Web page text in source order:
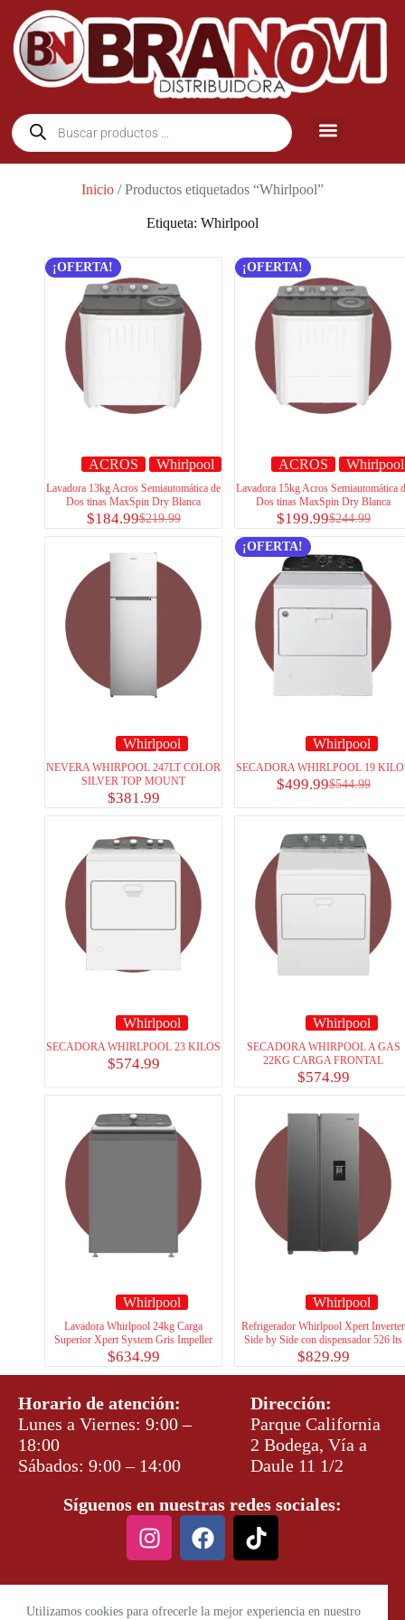
Utilizamos cookies para ofrecerle la mejor experiencia en nuestro
Inicio / Productos etiquetados “Whirlpool”
Etiqueta: Whirlpool
¡OFERTA!
ACROS Whirlpool
Lavadora 13kg Acros Semiautomática de
Dos tinas MaxSpin Dry Blanca
$219.99
$184.99
¡OFERTA!
ACROS Whirlpool
Lavadora 15kg Acros Semiautomática
Dos tinas MaxSpin Dry Blanca
$244.99
$199.99
Whirlpool
NEVERA WHIRPOOL 247LT COLOR
SILVER TOP MOUNT
$381.99
¡OFERTA!
Whirlpool
SECADORA WHIRLPOOL 19
$544.99
$499.99
Whirlpool
SECADORA WHIRLPOOL 23 KILOS
$574.99
Whirlpool
SECADORA WHIRPOOL A GAS
22KG CARGA FRONTAL
$574.99
Whirlpool
Lavadora Whirlpool 24kg Carga
Superior Xpert System Gris Impeller
$634.99
Whirlpool
Refrigerador Whirlpool Xpert Inverter
Side by Side con dispensador 526 lts
$829.99
Horario de atención:
Lunes a Viernes: 9:00 –
18:00
Sábados: 9:00 – 14:00
Dirección:
Parque California
2 Bodega, Vía a
Daule 11 1/2
Síguenos en nuestras redes sociales: